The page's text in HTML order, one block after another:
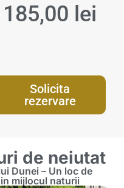
185,00 lei
Solicita
rezervare
de neiutat
Dunei – Un loc de
mijlocul naturii